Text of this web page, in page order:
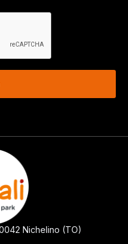
Nichelino (TO)